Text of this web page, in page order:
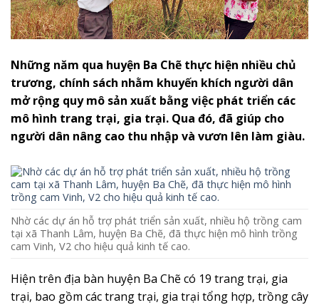
Những năm qua huyện Ba Chẽ thực hiện nhiều chủ
trương, chính sách nhằm khuyến khích người dân
mở rộng quy mô sản xuất bằng việc phát triển các
mô hình trang trại, gia trại. Qua đó, đã giúp cho
người dân nâng cao thu nhập và vươn lên làm giàu.
Nhờ các dự án hỗ trợ phát triển sản xuất, nhiều hộ trồng cam
tại xã Thanh Lâm, huyện Ba Chẽ, đã thực hiện mô hình trồng
cam Vinh, V2 cho hiệu quả kinh tế cao.
Hiện trên địa bàn huyện Ba Chẽ có 19 trang trại, gia
trại, bao gồm các trang trại, gia trại tổng hợp, trồng cây